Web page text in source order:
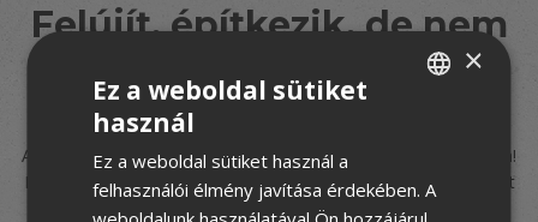
Felújít, építkezik, de nem
tudja hogyan fogjon
hozzá?
A TetőtÉpítek csapata segít eligazodni a tetőfedés rejtelmeiben!
Iratkozzon fel
5 részes tudástárunkra
, és hozzon jó döntést
velünk!
×
Ez a weboldal sütiket
használ
Ez a weboldal sütiket használ a
felhasználói élmény javítása érdekében. A